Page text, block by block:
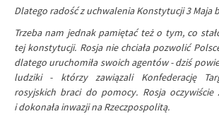
Dlatego radość z uchwalenia Konstytucji 3 Maja
Trzeba nam jednak pamiętać też o tym, co
tej konstytucji. Rosja nie chciała pozwolić
dlatego uruchomiła swoich agentów - dziś
ludziki - którzy zawiązali Konfederację
rosyjskich braci do pomocy. Rosja oczywiście
i dokonała inwazji na Rzeczpospolitą.